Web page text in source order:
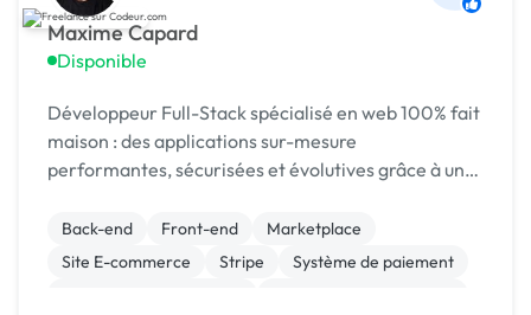
Maxime Capard
Disponible
Développeur Full-Stack spécialisé en web 100% fait
maison : des applications sur-mesure
performantes, sécurisées et évolutives grâce à un
Back-end Front-end
Marketplace
Site E-commerce
Stripe
Système de paiement